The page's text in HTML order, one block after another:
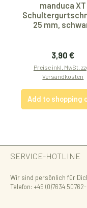
manduca XT
25 mm,
Regular
3,90 €
Preise inkl. MwSt.
Versandkosten
Add to shopping
SERVICE-HOTLINE
Wir sind persönlich für
Telefon: +49 (0)7634 50762-